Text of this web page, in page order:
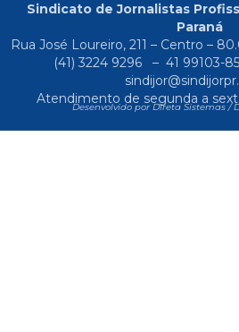
Sindicato de Jornalistas
Paraná
Rua José Loureiro, 211 – Centro –
(41) 3224 9296
– 41 99103-
Atendimento de segunda a
Desenvolvido por Direta Sistemas /